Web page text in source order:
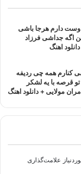
دارم هرجا باشی
اگه جداشی فرزاد
اهنگ
کنارم همه چی ردیفه
قرصه با یه لشکر
مولایی + دانلود اهنگ
علامت‌گذاری